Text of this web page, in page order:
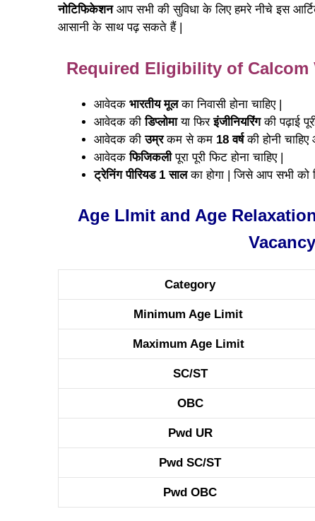
नोटिफिकेशनआप सभी की सुविधा के लिए हमरे नीचे इस
आसानी के साथ पढ़ सकते हैं |
Required Eligibility of Calcom
आवेदक भारतीय मूलका निवासी होना चाहिए |
आवेदक कीडिप्लोमाया फिरइंजीनियरिंगकी पढ़ाई
आवेदक कीउम्रकम से कम 18 वर्षकी होनी
आवेदकफिजिकलीपूरा पूरी फिट होना चाहिए |
ट्रेनिंग पीरियड 1 सालका होगा | जिसे आप सभी को
Age LImit and Age
Category
Minimum Age Limit
Maximum Age Limit
SC/ST
OBC
Pwd UR
Pwd SC/ST
Pwd OBC